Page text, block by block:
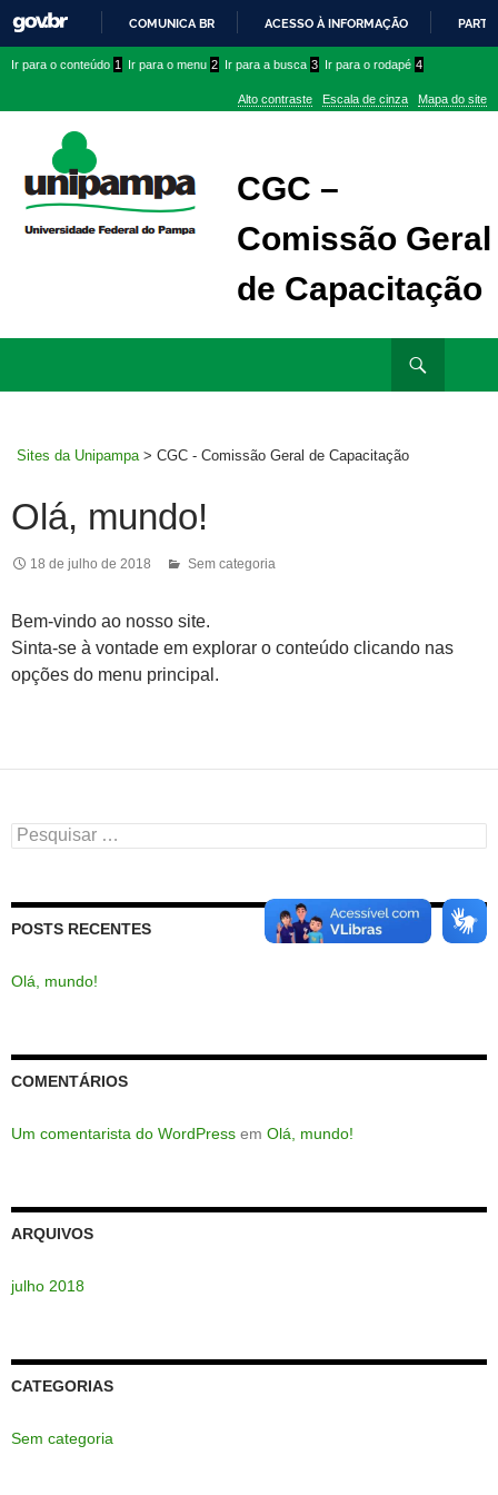
PARA
CONTEÚDO
COMUNICA BR ACESSO À INFORMAÇÃO
conteúdo
menu
superior
menu
Ir para o conteúdo 1 Ir para o menu 2 Ir para a busca 3 Ir para o rodapé 4
Alto contraste Escala de cinza Mapa do site
CGC –
Comissão Geral
de Capacitação
Sites da Unipampa > CGC - Comissão Geral de Capacitação
Olá, mundo!
18 de julho de 2018 Sem categoria
Bem-vindo ao nosso site.
Sinta-se à vontade em explorar o conteúdo clicando nas
opções do menu principal.
Pesquisar
por:
POSTS RECENTES
Olá, mundo!
COMENTÁRIOS
Um comentarista do WordPress em Olá, mundo!
ARQUIVOS
julho 2018
CATEGORIAS
Sem categoria